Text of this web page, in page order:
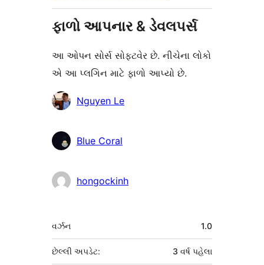
ફાળો આપનાર & ડેવલપર્સ
આ ઓપન સોર્સ સોફ્ટવેર છે. નીચેના લોકો
એ આ પ્લગિન માટે ફાળો આપ્યો છે.
ફાળો
Nguyen Le
Blue Coral
hongockinh
મેટા
વર્ઝન 1.0
છેલ્લી અપડેટ: 3 વર્ષપહેલા